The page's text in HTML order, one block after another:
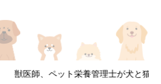
獣医師、ペット栄養管理士が犬と猫